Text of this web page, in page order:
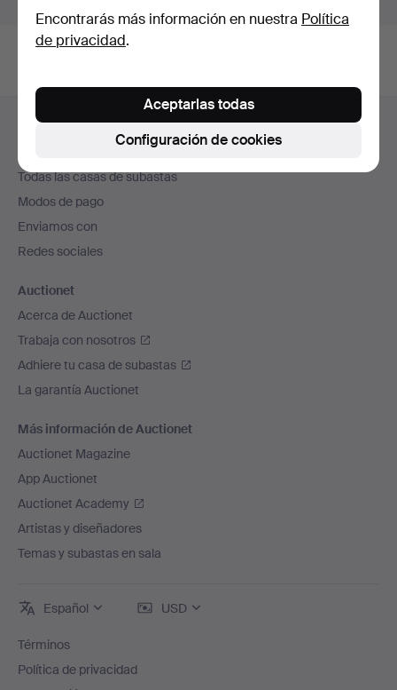
el
pie
de
página
Ayuda y contacto
Contacta con el servicio de atención al cliente
Todas las casas de subastas
Modos de pago
Enviamos con
Redes sociales
Auctionet
Acerca de Auctionet
Trabaja con nosotros
Adhiere tu casa de subastas
La garantía Auctionet
Más información de Auctionet
Auctionet Magazine
App Auctionet
Auctionet Academy
Artistas y diseñadores
Temas y subastas en sala
Español USD
Términos
Política de privacidad
Encontrarás más información en nuestra Política
de privacidad.
Configuración de cookies
Aceptarlas todas